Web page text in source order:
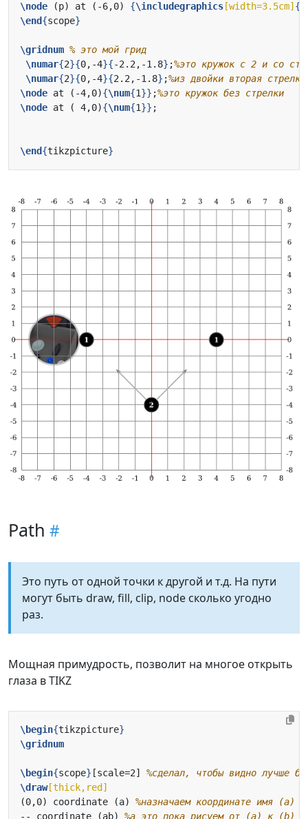
\node (p) at (-6,0) {\includegraphics [width=3.5cm] {
\end{scope}
\gridnum
\numar{2}{0,-4}{-2.2,-1.8} ;
\numar{2}{0,-4}{2.2,-1.8} ;
\node at (-4,0){\num{1}} ;
\node at ( 4,0){\num{1}}
\end{tikzpicture}
Path
Это путь от одной точки к другой и т.д. На пути
могут быть draw, fill, clip, node сколько угодно
раз.
Мощная примудрость, позволит на многое открыть
глаза в TIKZ
\begin{tikzpicture}
\gridnum
\begin{scope} [scale=2]
\draw[thick,red]
(0,0) coordinate (a)
-- coordinate (ab)